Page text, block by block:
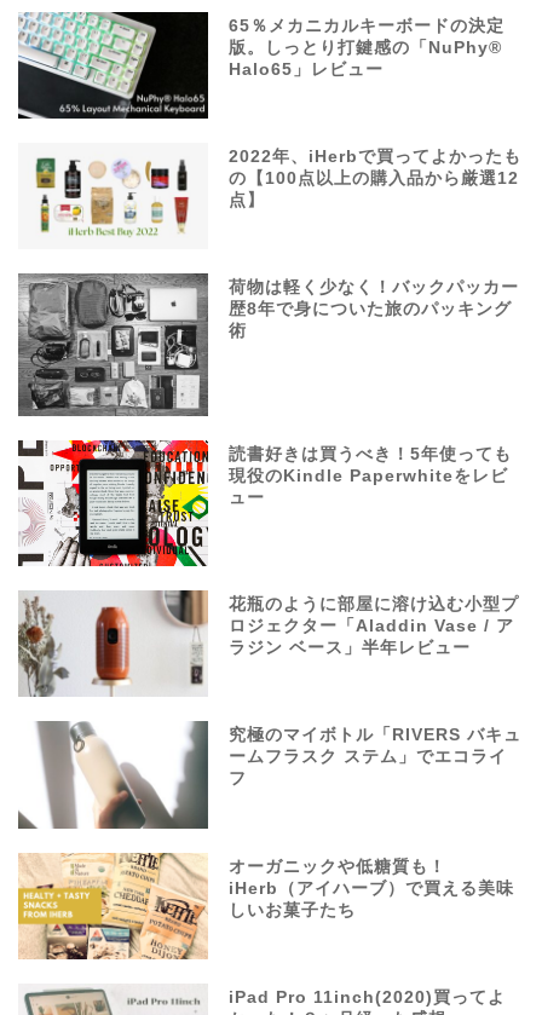
65％メカニカルキーボードの決定
版。しっとり打鍵感の「NuPhy®
Halo65」レビュー
2022年、iHerbで買ってよかったも
の【100点以上の購入品から厳選12
点】
荷物は軽く少なく！バックパッカー
歴8年で身についた旅のパッキング
術
読書好きは買うべき！5年使っても
現役のKindle Paperwhiteをレビ
ュー
花瓶のように部屋に溶け込む小型プ
ロジェクター「Aladdin Vase / ア
ラジン ベース」半年レビュー
究極のマイボトル「RIVERS バキュ
ームフラスク ステム」でエコライ
フ
オーガニックや低糖質も！
iHerb（アイハーブ）で買える美味
しいお菓子たち
iPad Pro 11inch(2020)買ってよ